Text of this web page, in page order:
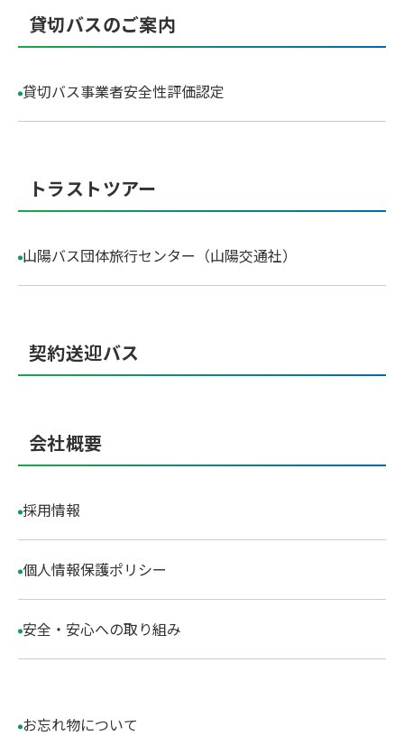
貸切バスのご案内
貸切バス事業者安全性評価認定
トラストツアー
山陽バス団体旅行センター（山陽交通社）
契約送迎バス
会社概要
採用情報
個人情報保護ポリシー
安全・安心への取り組み
お忘れ物について